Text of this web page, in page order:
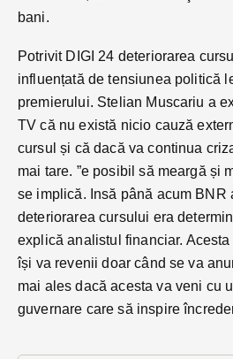
bani.
Potrivit DIGI 24 deteriorarea
influențată de tensiunea politică
premierului. Stelian Muscariu a
TV că nu există nicio cauză
cursul și că dacă va continua
mai tare. ”e posibil să meargă și
se implică. Insă până acum BNR
deteriorarea cursului era
explică analistul financiar. Acesta
își va revenii doar când se va
mai ales dacă acesta va veni cu
guvernare care să inspire